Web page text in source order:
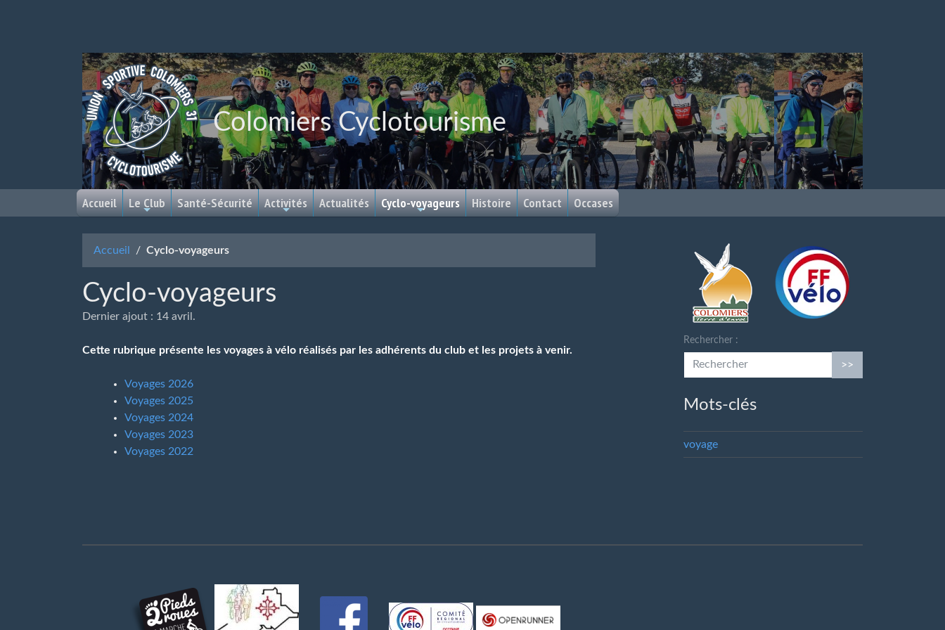
Colomiers Cyclotourisme
Accueil Le Club Santé-Sécurité Activités Actualités Cyclo-voyageurs Histoire Contact Occases
Accueil Cyclo-voyageurs
Cyclo-voyageurs
Dernier ajout : 14 avril.
Cette rubrique présente les voyages à vélo réalisés par les adhérents du club et les projets à venir.
Voyages 2026
Voyages 2025
Voyages 2024
Voyages 2023
Voyages 2022
Rechercher :
>>
Mots-clés
voyage